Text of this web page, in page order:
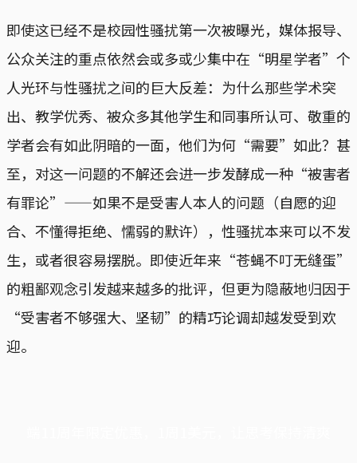
即使这已经不是校园性骚扰第一次被曝光，媒体报导、
公众关注的重点依然会或多或少集中在“明星学者”个
人光环与性骚扰之间的巨大反差：为什么那些学术突
出、教学优秀、被众多其他学生和同事所认可、敬重的
学者会有如此阴暗的一面，他们为何“需要”如此？甚
至，对这一问题的不解还会进一步发酵成一种“被害者
有罪论”——如果不是受害人本人的问题（自愿的迎
合、不懂得拒绝、懦弱的默许），性骚扰本来可以不发
生，或者很容易摆脱。即使近年来“苍蝇不叮无缝蛋”
的粗鄙观念引发越来越多的批评，但更为隐蔽地归因于
“受害者不够强大、坚韧”的精巧论调却越发受到欢
迎。